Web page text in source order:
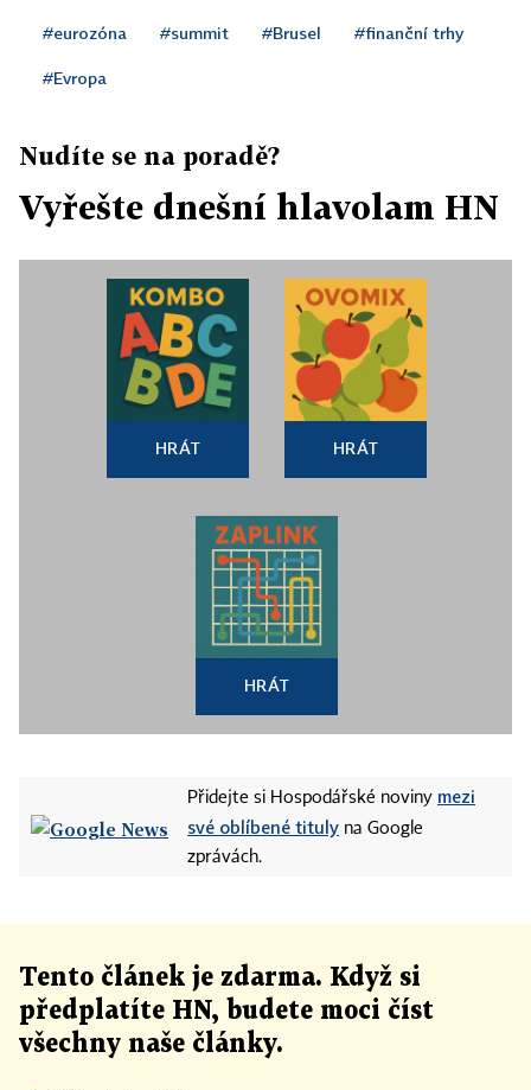
#eurozóna #summit #Brusel #finanční trhy
#Evropa
Nudíte se na poradě?
Vyřešte dnešní hlavolam HN
HRÁT HRÁT
HRÁT
Přidejte si Hospodářské noviny mezi
své oblíbené tituly na Google
zprávách.
Tento článek je zdarma. Když si
předplatíte HN, budete moci číst
všechny naše články.